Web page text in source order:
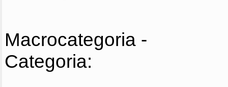
Macrocategoria -
Categoria: